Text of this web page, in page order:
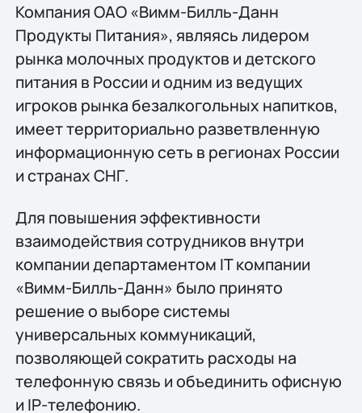
Компания ОАО «Вимм-Билль-Данн
Продукты Питания», являясь лидером
рынка молочных продуктов и детского
питания в России и одним из ведущих
игроков рынка безалкогольных напитков,
имеет территориально разветвленную
информационную сеть в регионах России
и странах СНГ.
Для повышения эффективности
взаимодействия сотрудников внутри
компании департаментом IT компании
«Вимм-Билль-Данн» было принято
решение о выборе системы
универсальных коммуникаций,
позволяющей сократить расходы на
телефонную связь и объединить офисную
и IP-телефонию.